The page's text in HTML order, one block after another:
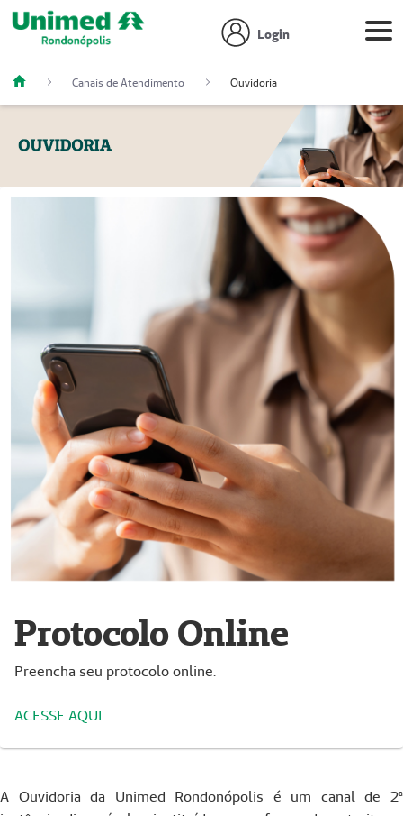
Login
Canais de Atendimento Ouvidoria
Protocolo Online
Preencha seu protocolo online.
ACESSE AQUI
A Ouvidoria da Unimed Rondonópolis é um canal de 2ª